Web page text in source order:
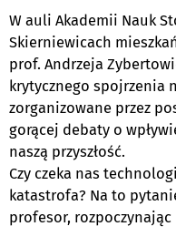
W auli Akademii Nauk
Skierniewicach
prof. Andrzeja
krytycznego spojrzenia
zorganizowane przez
gorącej debaty o
naszą przyszłość.
Czy czeka nas
katastrofa? Na to
profesor,